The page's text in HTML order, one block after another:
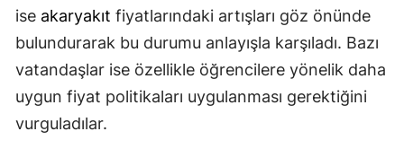
Mersin
İstanbul
İzmir
ise akaryakıt fiyatlarındaki artışları göz önünde
bulundurarak bu durumu anlayışla karşıladı. Bazı
vatandaşlar ise özellikle öğrencilere yönelik daha
uygun fiyat politikaları uygulanması gerektiğini
vurguladılar.